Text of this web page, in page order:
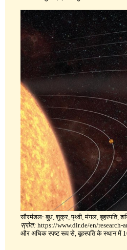
सौरमंडल: बुध, शुक्र, पृथ्वी, मंगल, बृहस्पति,
स्रोत: https://www.dlr.de/en/
और अधिक स्पष्ट रूप से, बृहस्पति के स्थान में